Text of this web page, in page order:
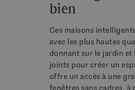
bien
Ces maisons
avec les plus hautes
donnant sur le jardin et
joints pour créer un
offre un accès à une
fenêtres sans cadres,